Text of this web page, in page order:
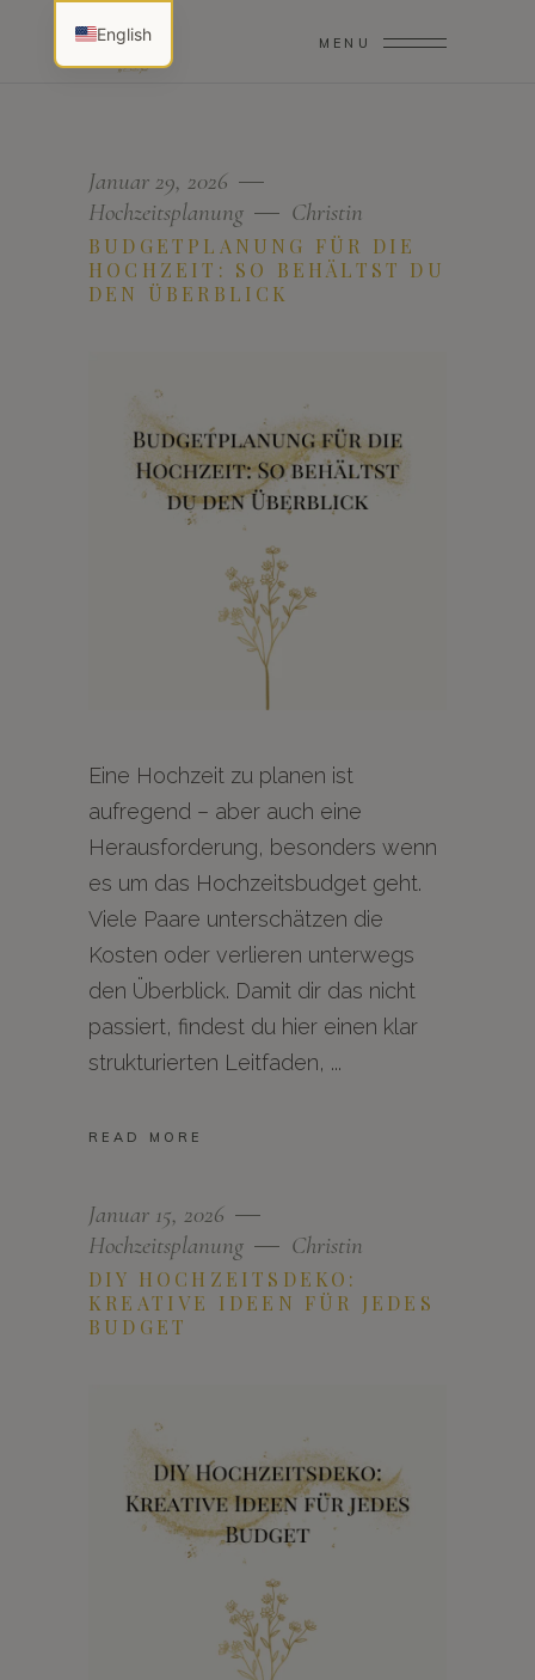
MENU
Januar 29, 2026
Hochzeitsplanung
Christin
BUDGETPLANUNG FÜR DIE
HOCHZEIT: SO BEHÄLTST DU
DEN ÜBERBLICK
Eine Hochzeit zu planen ist
aufregend – aber auch eine
Herausforderung, besonders wenn
es um das Hochzeitsbudget geht.
Viele Paare unterschätzen die
Kosten oder verlieren unterwegs
den Überblick. Damit dir das nicht
passiert, findest du hier einen klar
strukturierten Leitfaden,
READ MORE
Januar 15, 2026
Hochzeitsplanung
Christin
DIY HOCHZEITSDEKO:
KREATIVE IDEEN FÜR JEDES
BUDGET
English